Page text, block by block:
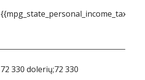
72 330 dolerių;72 330